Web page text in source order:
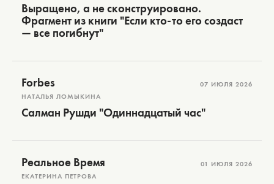
Выращено, а не сконструировано.
Фрагмент из книги "Если кто-то его создаст
— все погибнут"
Forbes
НАТАЛЬЯ ЛОМЫКИНА
07 ИЮЛЯ 2026
Салман Рушди "Одиннадцатый час"
Реальное Время
ЕКАТЕРИНА ПЕТРОВА
01 ИЮЛЯ 2026